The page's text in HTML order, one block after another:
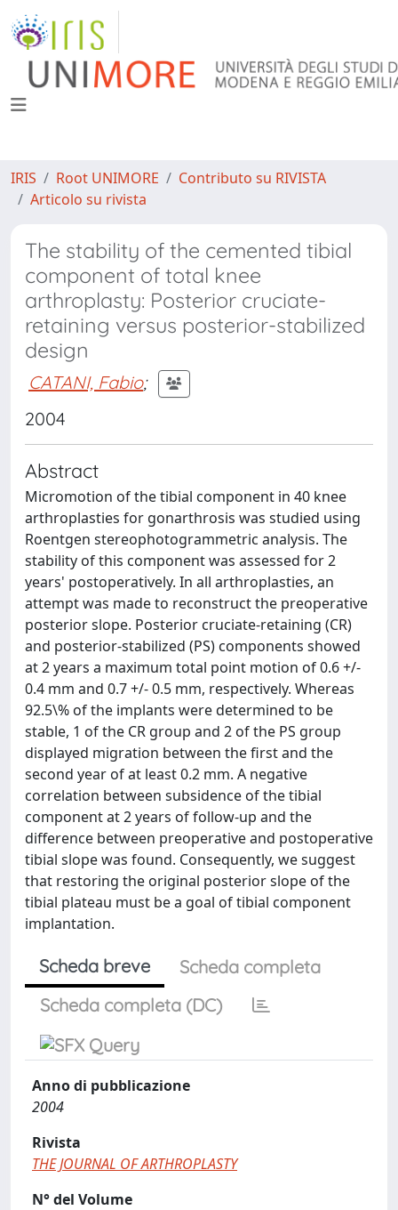
IRIS Root UNIMORE
Contributo su RIVISTA
Articolo su rivista
The stability of the cemented tibial
component of total knee
arthroplasty: Posterior cruciate-
retaining versus posterior-stabilized
design
CATANI, Fabio;
2004
Abstract
Micromotion of the tibial component in 40 knee
arthroplasties for gonarthrosis was studied using
Roentgen stereophotogrammetric analysis. The
stability of this component was assessed for 2
years' postoperatively. In all arthroplasties, an
attempt was made to reconstruct the preoperative
posterior slope. Posterior cruciate-retaining (CR)
and posterior-stabilized (PS) components showed
at 2 years a maximum total point motion of 0.6 +/-
0.4 mm and 0.7 +/- 0.5 mm, respectively. Whereas
92.5\% of the implants were determined to be
stable, 1 of the CR group and 2 of the PS group
displayed migration between the first and the
second year of at least 0.2 mm. A negative
correlation between subsidence of the tibial
component at 2 years of follow-up and the
difference between preoperative and postoperative
tibial slope was found. Consequently, we suggest
that restoring the original posterior slope of the
tibial plateau must be a goal of tibial component
implantation.
Scheda breve
Scheda completa
Scheda completa (DC)
Anno di pubblicazione
2004
Rivista
THE JOURNAL OF ARTHROPLASTY
N° del Volume